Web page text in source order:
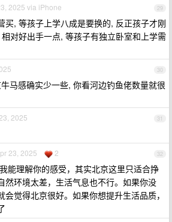
29
2025 via iPhone
买, 等孩子上学八成是要换的, 反正孩子才刚
对好出手一点, 等孩子有独立卧室和上学需
30
马感确实少一些, 你看河边钓鱼佬数量就很
31
2025
32
23, 2025 2
能理解你的感受，其实北京这里只适合挣
然环境太差，生活气息也不行。如果你没
会觉得北京很好。如果你想提升生活品质，